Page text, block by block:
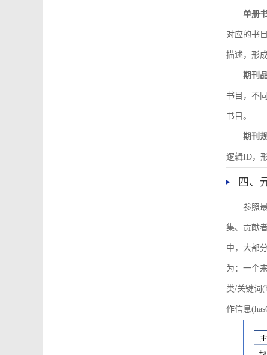
单册
对应的书
描述，形
期刊
书目，不
书目。
期刊
逻辑ID，
四、
参照
集、贡献
中，大部
为：一个
类/关键词
作信息